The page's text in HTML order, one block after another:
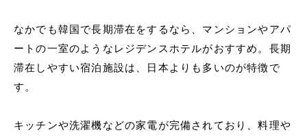
なかでも韓国で長期滞在をするなら、マンションやアパ
ートの一室のようなレジデンスホテルがおすすめ。長期
滞在しやすい宿泊施設は、日本よりも多いのが特徴で
す。
キッチンや洗濯機などの家電が完備されており、料理や